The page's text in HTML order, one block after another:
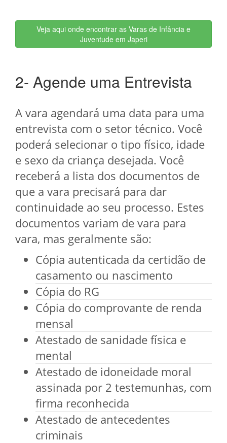
Veja aqui onde encontrar as Varas de Infância e
Juventude em Japeri
2- Agende uma Entrevista
A vara agendará uma data para uma
entrevista com o setor técnico. Você
poderá selecionar o tipo físico, idade
e sexo da criança desejada. Você
receberá a lista dos documentos de
que a vara precisará para dar
continuidade ao seu processo. Estes
documentos variam de vara para
vara, mas geralmente são:
Cópia autenticada da certidão de
casamento ou nascimento
Cópia do RG
Cópia do comprovante de renda
mensal
Atestado de sanidade física e
mental
Atestado de idoneidade moral
assinada por 2 testemunhas, com
firma reconhecida
Atestado de antecedentes
criminais